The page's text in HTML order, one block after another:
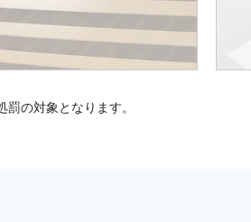
の対象となります。